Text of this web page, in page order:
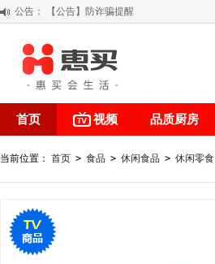
公告：
【积分调整公告】
关于假冒我公司“惠买小程序“的声明
【公告】防诈骗提醒
首页 视频 品质厨房
当前位置： 首页 > 食品 > 休闲食品 > 休闲零食